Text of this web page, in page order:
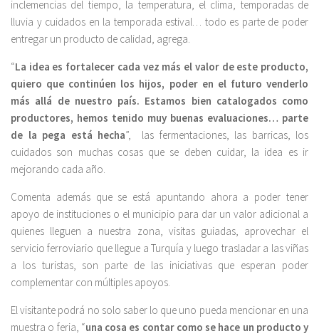
inclemencias del tiempo, la temperatura, el clima, temporadas de
lluvia y cuidados en la temporada estival… todo es parte de poder
entregar un producto de calidad, agrega.
“La idea es fortalecer cada vez más el valor de este producto,
quiero que continúen los hijos, poder en el futuro venderlo
más allá de nuestro país. Estamos bien catalogados como
productores, hemos tenido muy buenas evaluaciones… parte
de la pega está hecha”, las fermentaciones, las barricas, los
cuidados son muchas cosas que se deben cuidar, la idea es ir
mejorando cada año.
Comenta además que se está apuntando ahora a poder tener
apoyo de instituciones o el municipio para dar un valor adicional a
quienes lleguen a nuestra zona, visitas guiadas, aprovechar el
servicio ferroviario que llegue a Turquía y luego trasladar a las viñas
a los turistas, son parte de las iniciativas que esperan poder
complementar con múltiples apoyos.
El visitante podrá no solo saber lo que uno pueda mencionar en una
muestra o feria, “una cosa es contar como se hace un producto y